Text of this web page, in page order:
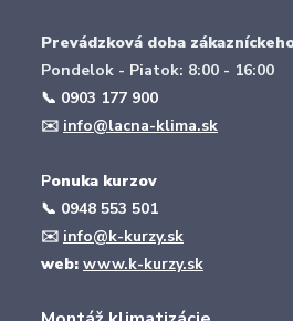
Prevádzková doba
Pondelok - Piatok: 8:00 - 16:00
📞 0903 177 900
✉️ info@lacna-klima.sk
Ponuka kurzov
📞 0948 553 501
✉️ info@k-kurzy.sk
web: www.k-kurzy.sk